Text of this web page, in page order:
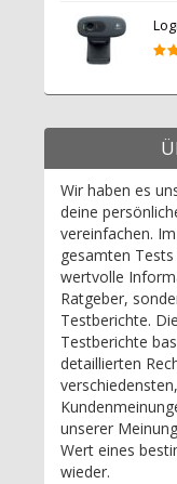
Wir haben es
deine
vereinfachen.
gesamten
wertvolle
Ratgeber,
Testberichte.
Testberichte
detaillierten
unserer
Wert eines
wieder.